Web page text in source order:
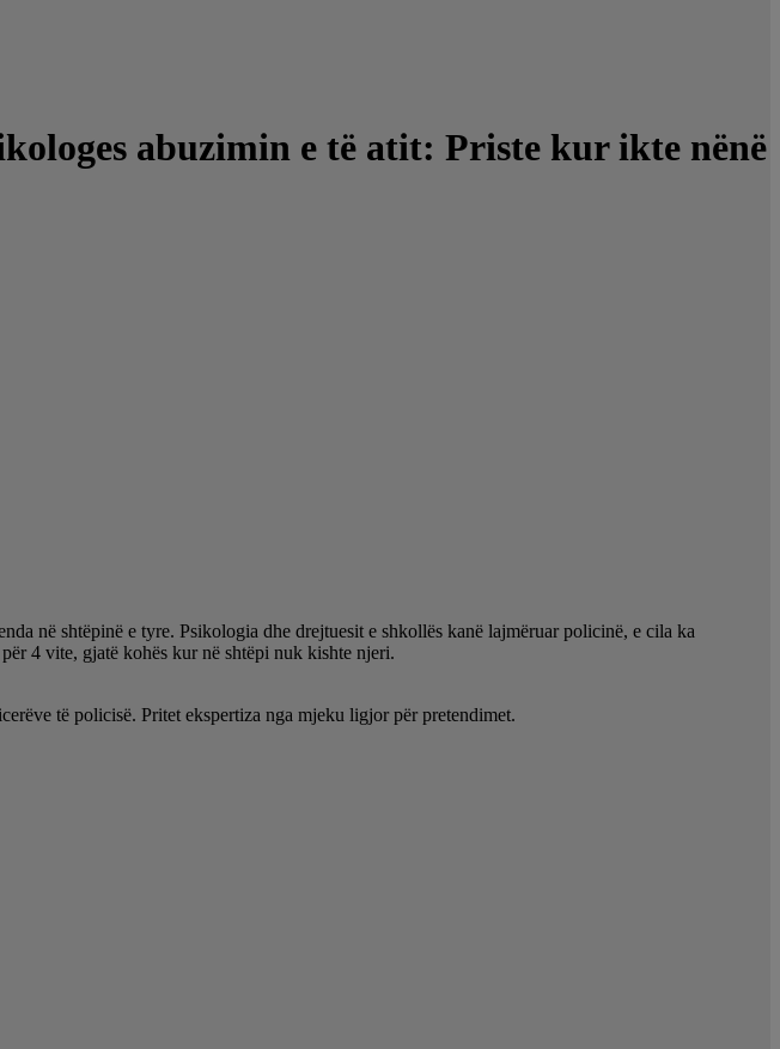
abuzimin e të atit: Priste kur ikte nënë
në shtëpinë e tyre. Psikologia dhe drejtuesit e shkollës kanë lajmëruar policinë, e cila ka
4 vite, gjatë kohës kur në shtëpi nuk kishte njeri.
të policisë. Pritet ekspertiza nga mjeku ligjor për pretendimet.